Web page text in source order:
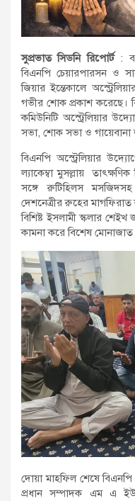
সুপ্রভাত সিডনি রিপোর্ট:
বিএনপি চেয়ারপারসন ও
জিয়ার ইন্তেকালে
গভীর শোক প্রকাশ করেছে।
কমিউনিটি অস্ট্রেলিয়ার
সভা, শোক সভা ও গায়েবানা
বিএনপি অস্ট্রেলিয়ার
ল্যাকেম্বা মুসল্লায়
সঙ্গে রুটিহিলস মসজিদসহ
দেশনেত্রীর রুহের
বিশিষ্ট ইসলামী স্কলার
কামনা করে বিশেষ মোনাজাত
দোয়া মাহফিল শেষে বিএনপি
প্রধান সম্পাদক এম এ